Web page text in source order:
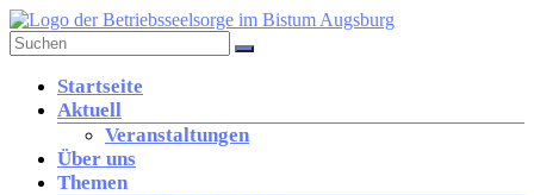
Zum
Inhalt
springen
der
Diözese
Augsburg
Menü
Startseite
Aktuell
Veranstaltungen
Über uns
Themen